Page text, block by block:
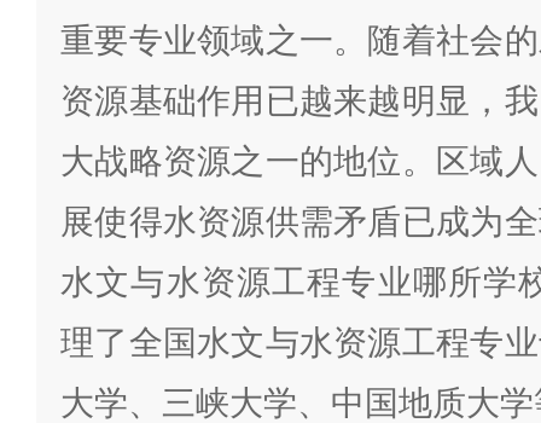
重要专业领域之一。随着社会
资源基础作用已越来越明显，
大战略资源之一的地位。区域
展使得水资源供需矛盾已成为
水文与水资源工程专业哪所学
理了全国水文与水资源工程专
大学、三峡大学、中国地质大